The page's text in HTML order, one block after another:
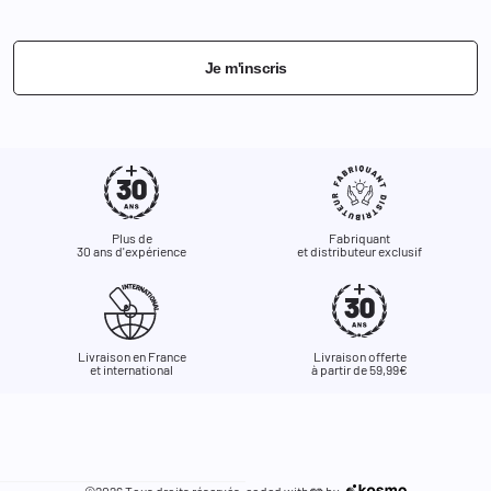
Je m'inscris
Plus de
30 ans d'expérience
Fabriquant
et distributeur exclusif
Livraison en France
et international
Livraison offerte
à partir de 59,99€